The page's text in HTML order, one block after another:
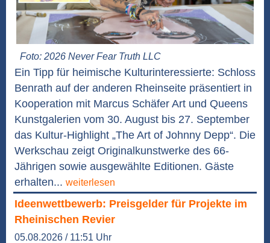
Foto: 2026 Never Fear Truth LLC
Ein Tipp für heimische Kulturinteressierte: Schloss
Benrath auf der anderen Rheinseite präsentiert in
Kooperation mit Marcus Schäfer Art und Queens
Kunstgalerien vom 30. August bis 27. September
das Kultur-Highlight „The Art of Johnny Depp“. Die
Werkschau zeigt Originalkunstwerke des 66-
Jährigen sowie ausgewählte Editionen. Gäste
erhalten... weiterlesen
Ideenwettbewerb: Preisgelder für Projekte im
Rheinischen Revier
05.08.2026 / 11:51 Uhr